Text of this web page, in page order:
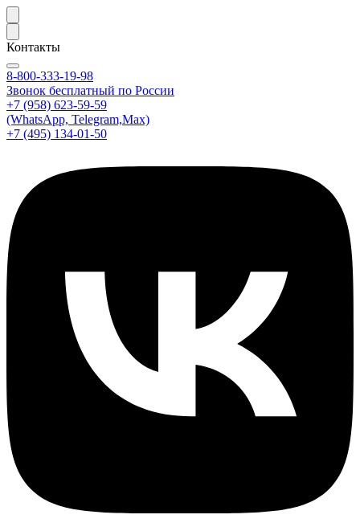
Контакты
8-800-333-19-98
Звонок бесплатный по России
+7 (958) 623-59-59
(WhatsApp, Telegram,Max)
+7 (495) 134-01-50